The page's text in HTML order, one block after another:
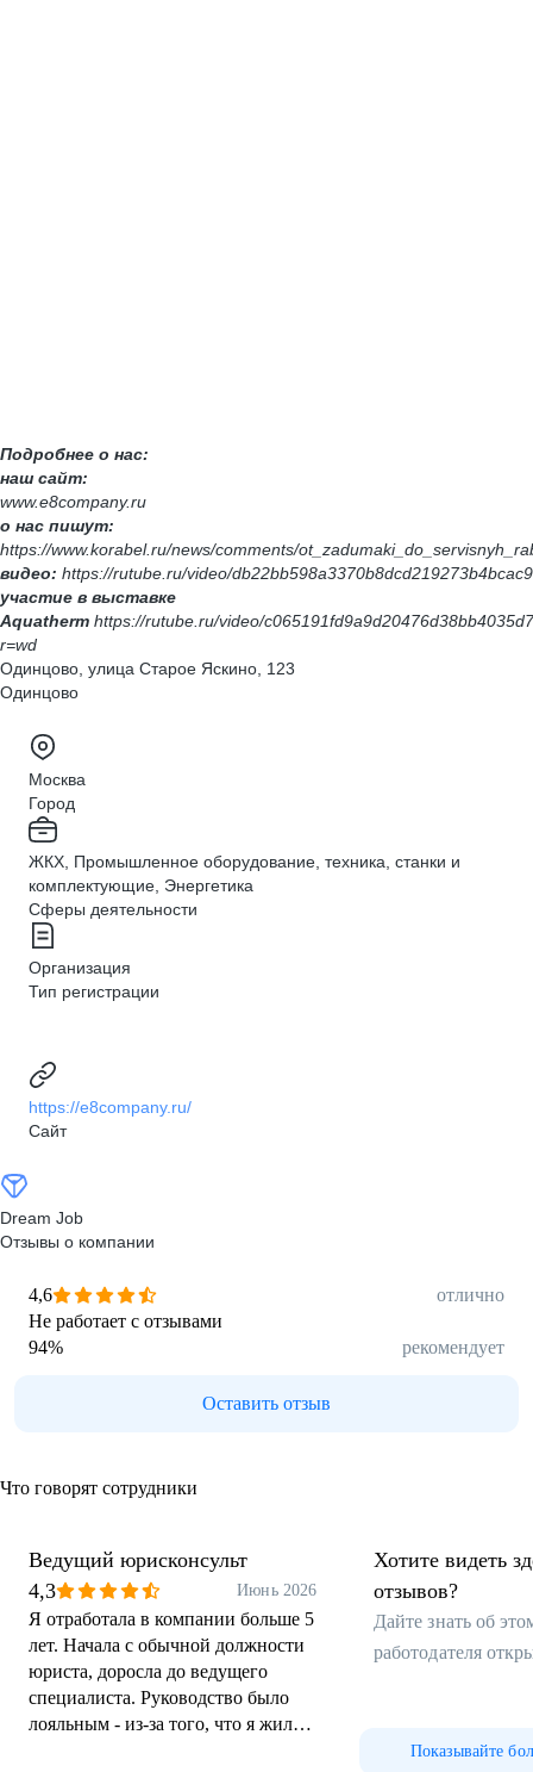
Подробнее о нас:
наш сайт:
www.e8company.ru
о нас пишут:
https://www.korabel.ru/news/comments/
видео: https://rutube.ru/video/db22bb598a3370b8dcd219273b4bcac9
участие в выставке
Aquatherm https://rutube.ru/video/
r=wd
Одинцово, улица Старое Яскино, 123
Одинцово
Москва
Город
ЖКХ, Промышленное оборудование, техника, станки и
комплектующие, Энергетика
Сферы деятельности
Организация
Тип регистрации
https://e8company.ru/
Сайт
Dream Job
Отзывы о компании
4,6
отлично
Не работает с отзывами
94% рекомендует
Оставить отзыв
Что говорят сотрудники
Ведущий юрисконсульт
4,3
Июнь 2026
Я отработала в компании больше 5
лет. Начала с обычной должности
юриста, доросла до ведущего
специалиста. Руководство было
лояльным - из-за того, что я жила
Хотите видеть
отзывов?
Дайте знать об
работодателя
Показывайте